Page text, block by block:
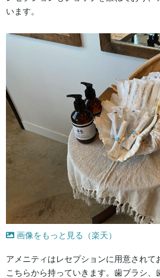
います。
画像をもっと見る（楽天）
アメニティはレセプションに用意されて
こちらから持っていきます。歯ブラシ、